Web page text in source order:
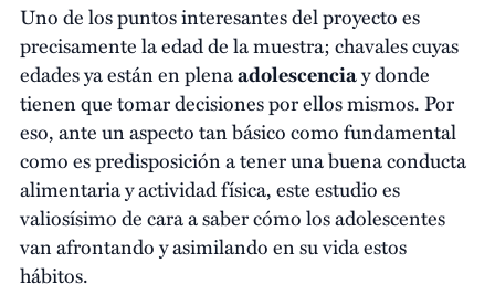
Uno de los puntos interesantes del proyecto es
precisamente la edad de la muestra; chavales cuyas
edades ya están en plenaadolescenciay donde
tienen que tomar decisiones por ellos mismos. Por
eso, ante un aspecto tan básico como fundamental
como es predisposición a tener una buena conducta
alimentaria y actividad física, este estudio es
valiosísimo de cara a saber cómo los adolescentes
van afrontando y asimilando en su vida estos
hábitos.